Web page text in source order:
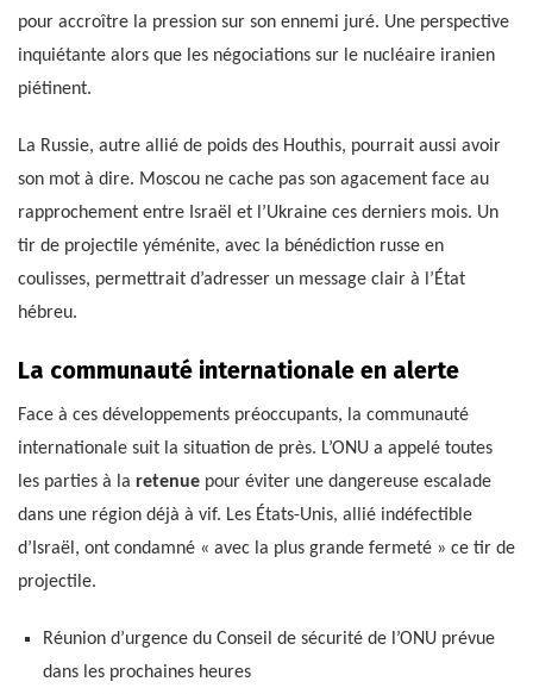
pour accroître la pression sur son ennemi juré. Une perspective
inquiétante alors que les négociations sur le nucléaire iranien
piétinent.
La Russie, autre allié de poids des Houthis, pourrait aussi avoir
son mot à dire. Moscou ne cache pas son agacement face au
rapprochement entre Israël et l’Ukraine ces derniers mois. Un
tir de projectile yéménite, avec la bénédiction russe en
coulisses, permettrait d’adresser un message clair à l’État
hébreu.
La communauté internationale en alerte
Face à ces développements préoccupants, la communauté
internationale suit la situation de près. L’ONU a appelé toutes
les parties à la retenue pour éviter une dangereuse escalade
dans une région déjà à vif. Les États-Unis, allié indéfectible
d’Israël, ont condamné « avec la plus grande fermeté » ce tir de
projectile.
Réunion d’urgence du Conseil de sécurité de l’ONU prévue
dans les prochaines heures